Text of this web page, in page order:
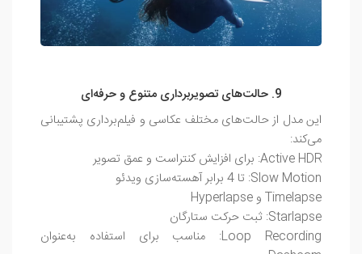
9. حالت‌های تصویربرداری متنوع و حرفه‌ای
این مدل از حالت‌های مختلف عکاسی و فیلم‌برداری پشتیبانی
می‌کند:
Active HDR: برای افزایش کنتراست و عمق تصویر
Slow Motion: تا 4 برابر آهسته‌سازی ویدئو
Timelapse و Hyperlapse
Starlapse: ثبت حرکت ستارگان
Loop Recording: مناسب برای استفاده به‌عنوان